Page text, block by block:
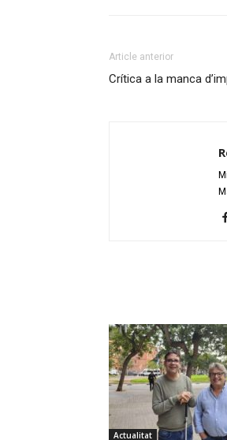
Article anterior
Crítica a la manca
Actualitat